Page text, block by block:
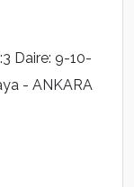
Daire: 9-10-
- ANKARA